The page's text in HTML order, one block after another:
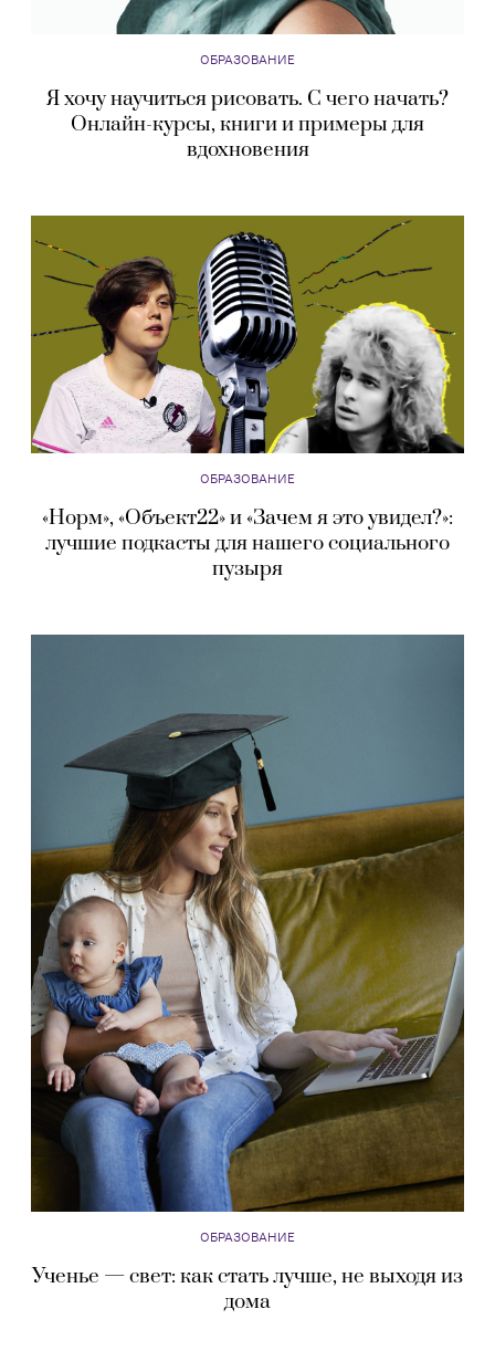
ОБРАЗОВАНИЕ
Я хочу научиться рисовать. С чего начать?
Онлайн-курсы, книги и примеры для
вдохновения
ОБРАЗОВАНИЕ
«Норм», «Объект22» и «Зачем я это увидел?»:
лучшие подкасты для нашего социального
пузыря
ОБРАЗОВАНИЕ
Ученье — свет: как стать лучше, не выходя из
дома